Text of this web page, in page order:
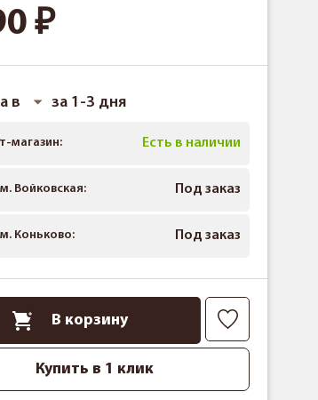
в за 1-3 дня
магазин: Есть в наличии
Войковская: Под заказ
Коньково: Под заказ
В корзину
Купить в 1 клик